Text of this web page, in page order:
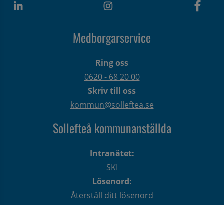
Medborgarservice
Ring oss
0620 - 68 20 00
Skriv till oss
kommun@solleftea.se
Sollefteå kommunanställda
Intranätet:
SKI
Lösenord:
Återställ ditt lösenord